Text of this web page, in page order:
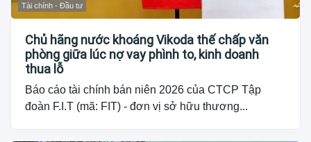
Tài chính - Đầu tư
Chủ hãng nước khoáng Vikoda thế chấp văn
phòng giữa lúc nợ vay phình to, kinh doanh
thua lỗ
Báo cáo tài chính bán niên 2026 của CTCP Tập
đoàn F.I.T (mã: FIT) - đơn vị sở hữu thương...